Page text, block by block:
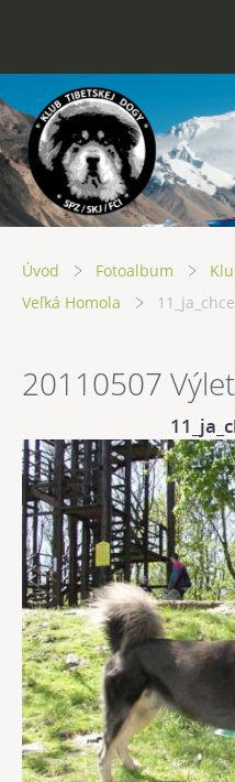
Úvod Fotoalbum
Veľká Homola
20110507